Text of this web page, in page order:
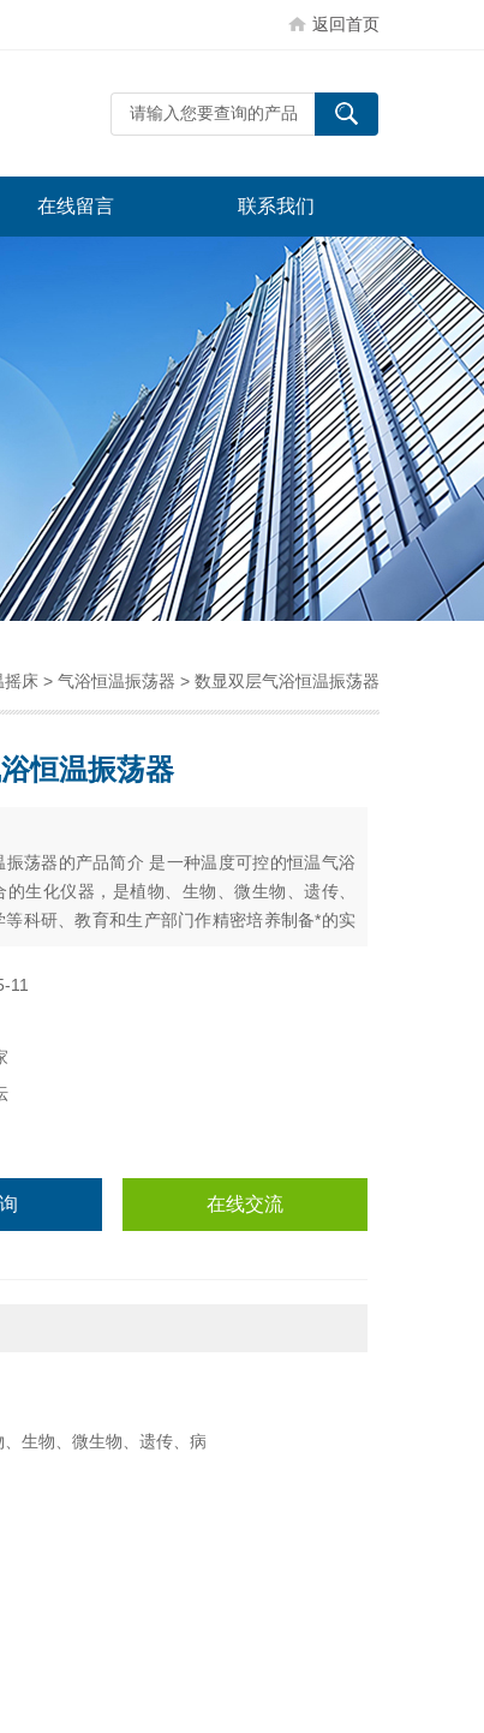
返回首页
在线留言 联系我们
摇床 > 气浴恒温振荡器 > 数显双层气浴恒温振荡器
恒温振荡器
振荡器的产品简介 是一种温度可控的恒温气浴
生化仪器，是植物、生物、微生物、遗传、
科研、教育和生产部门作精密培养制备*的实
氧充分。③设有机械定时。④万能弹簧试瓶架
安全。
11
在线交流
生物、微生物、遗传、病